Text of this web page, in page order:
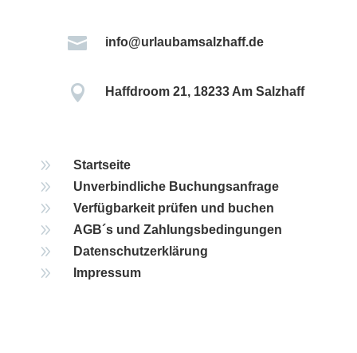
 info@urlaubamsalzhaff.de
 Haffdroom 21, 18233 Am Salzhaff
9 Startseite
9 Unverbindliche Buchungsanfrage
9 Verfügbarkeit prüfen und buchen
9 AGB´s und Zahlungsbedingungen
9 Datenschutzerklärung
9 Impressum